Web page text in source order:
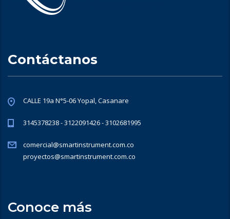
Contáctanos
CALLE 19a N°5-06 Yopal, Casanare
3145378238 - 3122091426 - 3102681995
comercial@smartinstrument.com.co
proyectos@smartinstrument.com.co
Conoce más